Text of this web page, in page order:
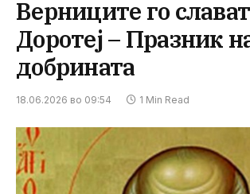
Верниците го
Доротеј – Празник
добрината
18.06.2026 во 09:54 1 Min Read